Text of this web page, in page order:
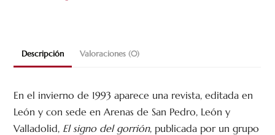
Descripción Valoraciones (0)
En el invierno de 1993 aparece una revista, editada en
León y con sede en Arenas de San Pedro, León y
Valladolid, El signo del gorrión, publicada por un grupo